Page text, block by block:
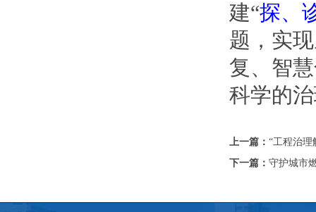
建“探、
题，实
复、智
科学的
上一篇： “工程治理
下一篇： 守护城市